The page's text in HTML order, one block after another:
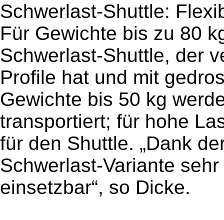
Schwerlast-Shuttle:
Für Gewichte bis zu 80
Schwerlast-Shuttle, der
Profile hat und mit
Gewichte bis 50 kg
transportiert; für hohe
für den Shuttle. „Dank
Schwerlast-Variante
einsetzbar“, so Dicke.